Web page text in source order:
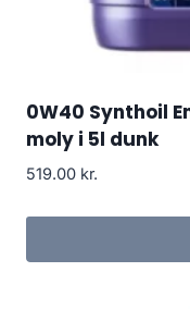
0W40 Synthoil
moly i 5l dunk
519.00 kr.